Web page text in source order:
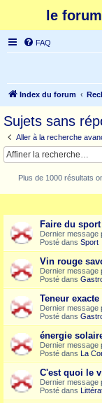
le
FAQ
Index du forum
Sujets sans
Aller à la recherche
Plus de 1000 résultats
Faire du sport
Dernier message
Posté dans Sport
Vin rouge
Dernier message
Posté dans
Teneur
Dernier message
Posté dans
énergie
Dernier message
Posté dans La
C'est quoi le
Dernier message
Posté dans